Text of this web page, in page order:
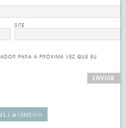
SITE
PARA A PRÓXIMA VEZ QUE EU
& GUSTAVO